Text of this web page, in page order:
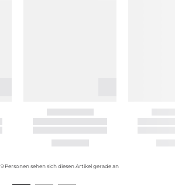
9 Personen sehen sich diesen Artikel gerade an